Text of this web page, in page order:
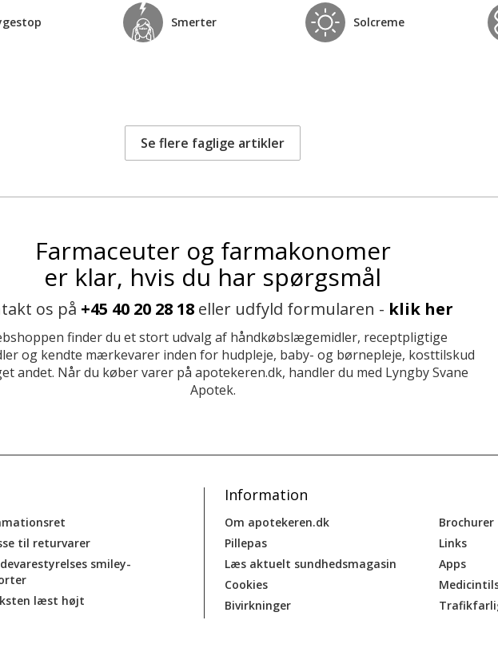
Smerter Solcreme
Se flere faglige artikler
Farmaceuter og farmakonomer
er klar, hvis du har spørgsmål
os på +45 40 20 28 18 eller udfyld formularen - klik her
finder du et stort udvalg af håndkøbslægemidler, receptpligtige
og kendte mærkevarer inden for hudpleje, baby- og børnepleje, kosttilskud
andet. Når du køber varer på apotekeren.dk, handler du med Lyngby Svane
Apotek.
til returvarer
smiley-
læst højt
Information
Om apotekeren.dk
Pillepas
Læs aktuelt sundhedsmagasin
Cookies
Bivirkninger
Brochurer
Links
Apps